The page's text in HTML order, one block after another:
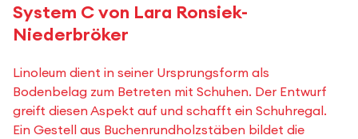
System C von Lara Ronsiek-
Niederbröker
Linoleum dient in seiner Ursprungsform als
Bodenbelag zum Betreten mit Schuhen. Der Entwurf
greift diesen Aspekt auf und schafft ein Schuhregal.
Ein Gestell aus Buchenrundholzstäben bildet die